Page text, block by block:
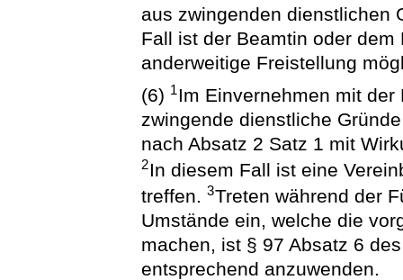
aus zwingenden dienstlichen
Fall ist der Beamtin oder
anderweitige Freistellung
(6) 1 Im Einvernehmen mit
zwingende dienstliche
nach Absatz 2 Satz 1 mit
2In diesem Fall ist eine
treffen.3Treten während der
Umstände ein, welche die
machen, ist § 97 Absatz 6
entsprechend anzuwenden.